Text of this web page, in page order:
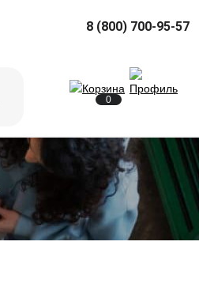
8 (800) 700-95-57
0